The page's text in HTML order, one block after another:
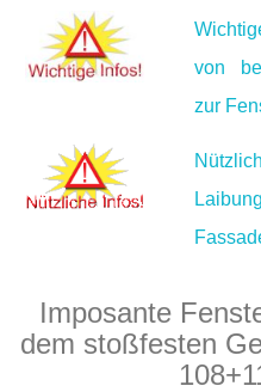
von
zur
Imposante
dem stoßfesten